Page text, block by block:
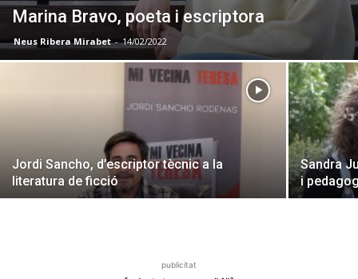
Marina Bravo, poeta i escriptora
Neus Ribera Mirabet - 14/02/2022
Jordi Sancho, d’escriptor tècnic a la
literatura de ficció
Sandra
i
publicitat